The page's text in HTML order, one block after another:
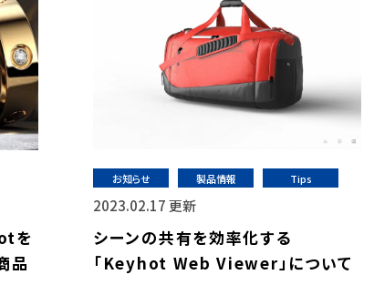
を
品
お知らせ 製品情報 Tips
2023.02.17 更新
シーンの共有を効率化する
「Keyhot Web Viewer」について